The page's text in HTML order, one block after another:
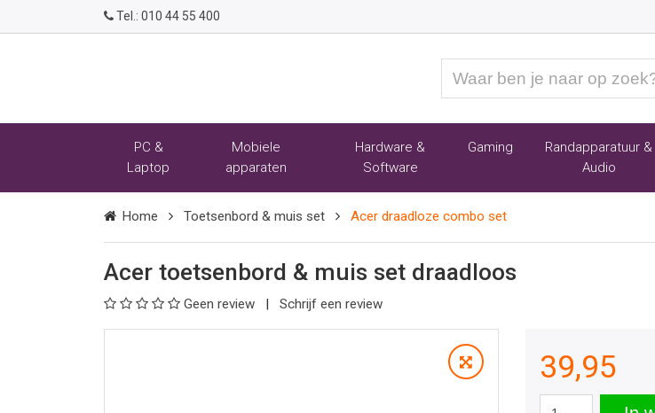
Tel.: 010 44 55 400
ben
naar
PC &
Laptop
Mobiele
apparaten
Hardware &
Software
Gaming
Randapparatuur &
Audio
Home Toetsenbord & muis set Acer draadloze combo set
Acer toetsenbord & muis set draadloos
Geen review Schrijf een review
39,95